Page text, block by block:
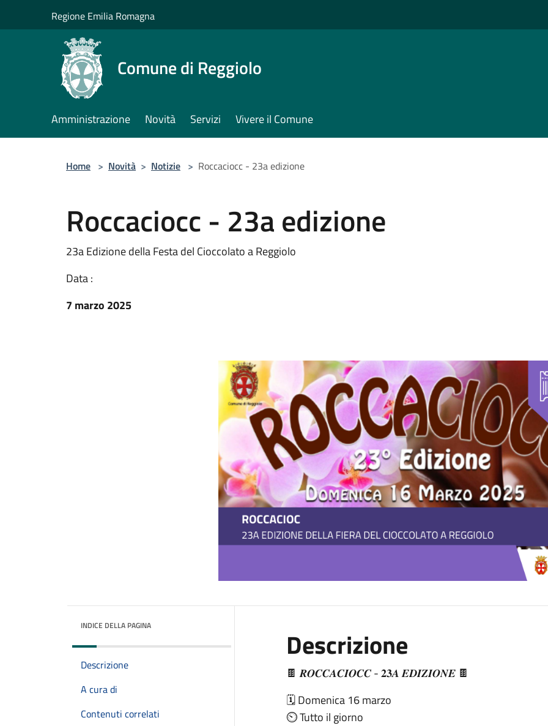
Regione Emilia Romagna
Comune di Reggiolo
Amministrazione Novità Servizi Vivere il Comune
Home > Novità > Notizie > Roccaciocc - 23a edizione
Roccaciocc - 23a edizione
23a Edizione della Festa del Cioccolato a Reggiolo
Data :
7 marzo 2025
INDICE DELLA PAGINA
Descrizione
A cura di
Contenuti correlati
Descrizione
🍫 𝑹𝑶𝑪𝑪𝑨𝑪𝑰𝑶𝑪𝑪 - 𝟐𝟑𝑨 𝑬𝑫𝑰𝒁𝑰𝑶𝑵𝑬 🍫
🗓 Domenica 16 marzo
⏲️ Tutto il giorno